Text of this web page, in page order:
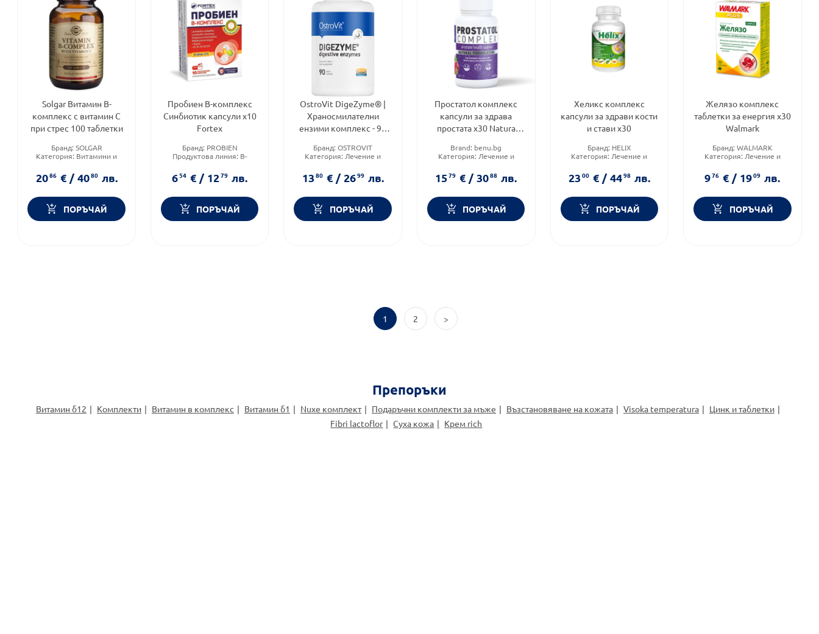
Solgar Витамин B-
комплекс с витамин C
при стрес 100 таблетки
Бранд: SOLGAR
Категория: Витамини и
Форма на продукта:
таблетки
2086 € / 4080 лв.
ПОРЪЧАЙ
Пробиен B-комплекс
Синбиотик капсули х10
Fortex
Бранд: PROBIEN
Продуктова линия: B-
Форма на продукта:
654 € / 1279 лв.
ПОРЪЧАЙ
OstroVit DigeZyme® |
Храносмилателни
ензими комплекс - 90
Бранд:OSTROVIT
Категория: Лечение и
Форма на продукта:
таблетка
1380 € / 2699 лв.
ПОРЪЧАЙ
Простатол комплекс
капсули за здрава
простата х30 Natura
Brand: benu.bg
Категория: Лечение и
Форма на продукта:
1579 € / 3088 лв.
ПОРЪЧАЙ
Хеликс комплекс
капсули за здрави кости
и стави х30
Бранд: HELIX
Категория: Лечение и
Форма на продукта:
таблетки
2300 € / 4498 лв.
ПОРЪЧАЙ
Желязо комплекс
таблетки за енергия х30
Walmark
Бранд: WALMARK
Категория: Лечение и
Форма на продукта:
таблетки
976 € / 1909 лв.
ПОРЪЧАЙ
1 2 >
Препоръки
Витамин б12 Комплекти Витамин в комплекс Витамин б1 Nuxe комплект Подаръчни комплекти за мъже Възстановяване на кожата Visoka temperatura
Цинк и таблетки
Fibri lactoflor
Суха кожа Крем rich